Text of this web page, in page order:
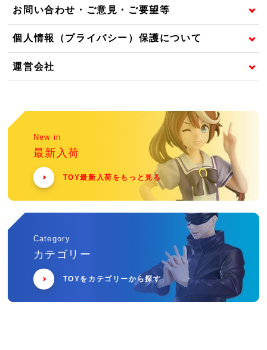
お問い合わせ・ご意見・ご要望等
個人情報（プライバシー）保護について
運営会社
New in
最新入荷
TOY最新入荷をもっと見る
Category
カテゴリー
TOYをカテゴリーから探す